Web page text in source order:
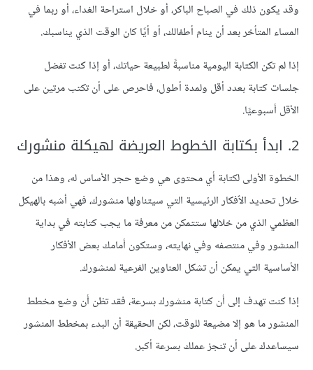
وقد يكون ذلك في الصباح الباكر، أو خلال استراحة الغداء، أو ربما في
المساء المتأخر بعد أن ينام أطفالك، أو أيًا كان الوقت الذي يناسبك.
إذا لم تكن الكتابة اليومية مناسبةً لطبيعة حياتك، أو إذا كنت تفضل
جلسات كتابة بعدد أقل ولمدة أطول، فاحرص على أن تكتب مرتين على
الأقل أسبوعيًا.
2. ابدأ بكتابة الخطوط العريضة لهيكلة منشورك
الخطوة الأولى لكتابة أي محتوى هي وضع حجر الأساس له، وهذا من
خلال تحديد الٱفكار الرئيسية التي سيتناولها منشورك، فهي أشبه بالهيكل
العظمي الذي من خلالها ستتمكن من معرفة ما يجب كتابته في بداية
المنشور وفي منتصفه وفي نهايته، وستكون أمامك بعض الأفكار
الأساسية التي يمكن أن تشكل العناوين الفرعية لمنشورك.
إذا كنت تهدف إلى أن كتابة منشورك بسرعة، فقد تظن أن وضع مخطط
المنشور ما هو إلا مضيعة للوقت، لكن الحقيقة أن البدء بمخطط المنشور
سيساعدك على أن تنجز عملك بسرعة أكبر.